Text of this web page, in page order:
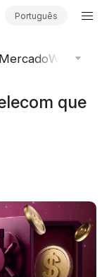
Português
Webinars
que